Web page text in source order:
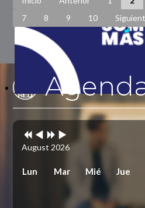
7
8 9 10
Previous
Previous
NextNext
August 2026
Lun Mar Mié Jue